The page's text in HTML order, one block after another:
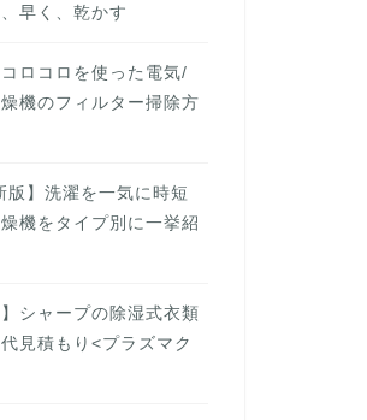
早く、乾かす
コロコロを使った電気/
機のフィルター掃除方
版】洗濯を一気に時短
機をタイプ別に一挙紹
】シャープの除湿式衣類
見積もり<プラズマク